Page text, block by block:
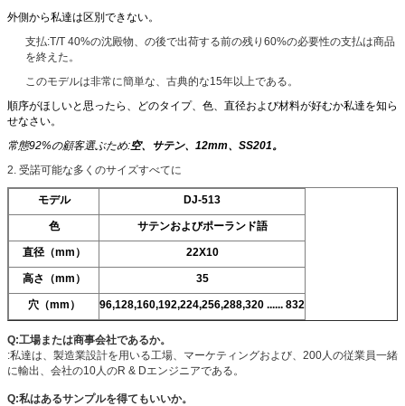
外側から私達は区別できない。
支払:T/T 40%の沈殿物、の後で出荷する前の残り60%の必要性の支払は商品
を終えた。
このモデルは非常に簡単な、古典的な15年以上である。
順序がほしいと思ったら、どのタイプ、色、直径および材料が好むか私達を知ら
せなさい。
常態92%の顧客選ぶため:空、サテン、12mm、SS201。
2. 受諾可能な多くのサイズすべてに
モデル DJ-513
色 サテンおよびポーランド語
直径（mm） 22X10
高さ（mm） 35
穴（mm） 96,128,160,192,224,256,288,320 ...... 832
Q:工場または商事会社であるか。
:私達は、製造業設計を用いる工場、マーケティングおよび、200人の従業員一緒
に輸出、会社の10人のR & Dエンジニアである。
Q:私はあるサンプルを得てもいいか。